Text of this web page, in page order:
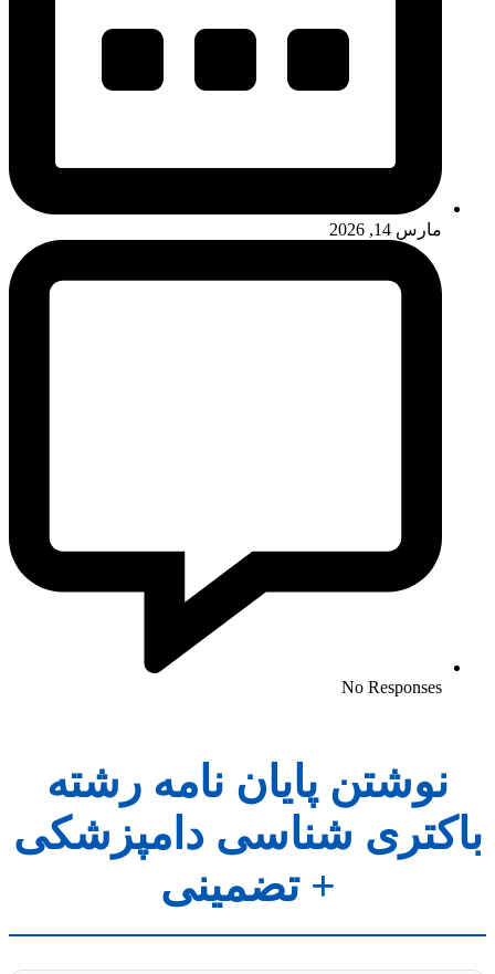
مارس 14, 2026
No Responses
نوشتن پایان نامه رشته
باکتری شناسی دامپزشکی
+ تضمینی